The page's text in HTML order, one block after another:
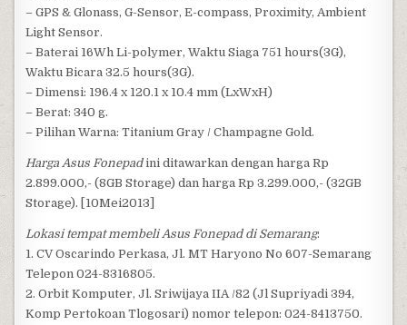
– GPS & Glonass, G-Sensor, E-compass, Proximity, Ambient
Light Sensor.
– Baterai 16Wh Li-polymer, Waktu Siaga 751 hours(3G),
Waktu Bicara 32.5 hours(3G).
– Dimensi: 196.4 x 120.1 x 10.4 mm (LxWxH)
– Berat: 340 g.
– Pilihan Warna: Titanium Gray / Champagne Gold.
Harga Asus Fonepadini ditawarkan dengan harga Rp
2.899.000,- (8GB Storage) dan harga Rp 3.299.000,- (32GB
Storage). [10Mei2013]
Lokasi tempat membeli Asus Fonepad di Semarang:
1. CV Oscarindo Perkasa, Jl. MT Haryono No 607-Semarang
Telepon 024-8316805.
2. Orbit Komputer, Jl. Sriwijaya IIA /82 (Jl Supriyadi 394,
Komp Pertokoan Tlogosari) nomor telepon: 024-8413750.